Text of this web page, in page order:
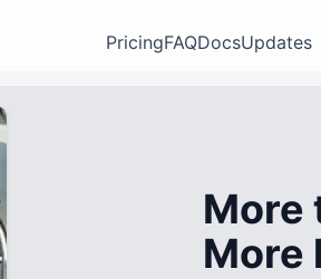
PricingFAQDocsUpdates
More
More